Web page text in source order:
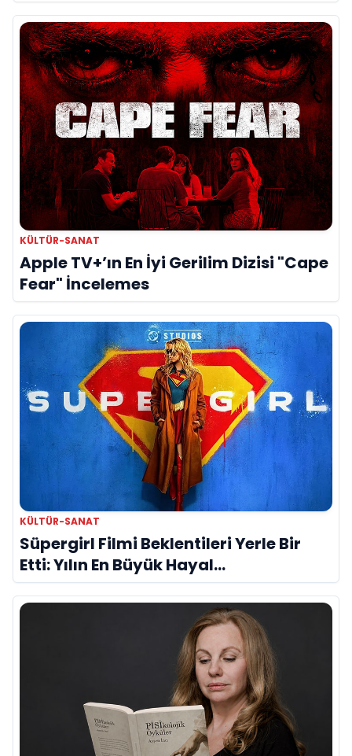
KÜLTÜR-SANAT
Apple TV+’ın En İyi Gerilim Dizisi "Cape
Fear" İncelemes
KÜLTÜR-SANAT
Süpergirl Filmi Beklentileri Yerle Bir
Etti: Yılın En Büyük Hayal
Kırıklıklarından Biri mi?